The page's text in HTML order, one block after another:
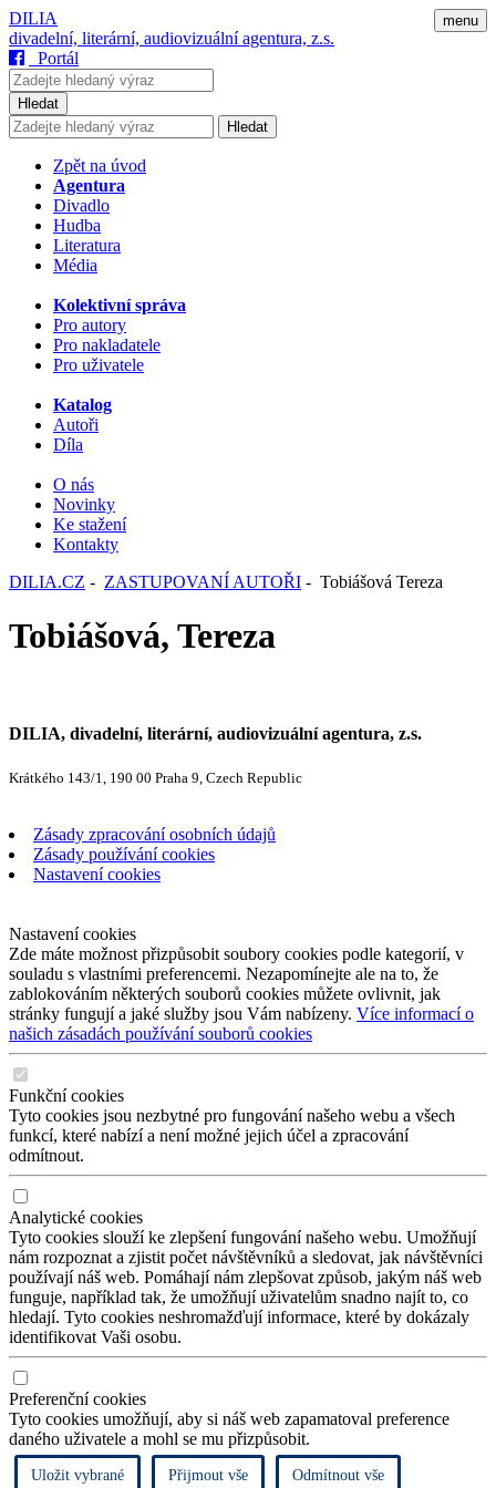
menu
DILIA
divadelní, literární, audiovizuální agentura, z.s.
Portál
Hledat
Hledat
Zpět na úvod
Agentura
Divadlo
Hudba
Literatura
Média
Kolektivní správa
Pro autory
Pro nakladatele
Pro uživatele
Katalog
Autoři
Díla
O nás
Novinky
Ke stažení
Kontakty
DILIA.CZ - ZASTUPOVANÍ AUTOŘI - Tobiášová Tereza
Tobiášová, Tereza
DILIA, divadelní, literární, audiovizuální agentura, z.s.
Krátkého 143/1, 190 00 Praha 9, Czech Republic
Zásady zpracování osobních údajů
Zásady používání cookies
Nastavení cookies
Nastavení cookies
Zde máte možnost přizpůsobit soubory cookies podle kategorií, v
souladu s vlastními preferencemi. Nezapomínejte ale na to, že
zablokováním některých souborů cookies můžete ovlivnit, jak
stránky fungují a jaké služby jsou Vám nabízeny. Více informací o
našich zásadách používání souborů cookies
Funkční cookies
Tyto cookies jsou nezbytné pro fungování našeho webu a všech
funkcí, které nabízí a není možné jejich účel a zpracování
odmítnout.
Analytické cookies
Tyto cookies slouží ke zlepšení fungování našeho webu. Umožňují
nám rozpoznat a zjistit počet návštěvníků a sledovat, jak návštěvníci
používají náš web. Pomáhají nám zlepšovat způsob, jakým náš web
funguje, například tak, že umožňují uživatelům snadno najít to, co
hledají. Tyto cookies neshromažďují informace, které by dokázaly
identifikovat Vaši osobu.
Preferenční cookies
Tyto cookies umožňují, aby si náš web zapamatoval preference
daného uživatele a mohl se mu přizpůsobit.
Uložit vybrané Přijmout vše Odmítnout vše